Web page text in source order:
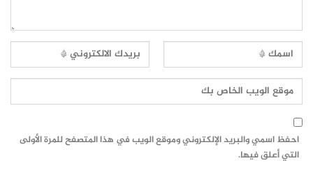
احفظ اسمي والبريد الإلكتروني وموقع الويب في هذا المتصفح للمرة الأولى
التي أعلق فيها.